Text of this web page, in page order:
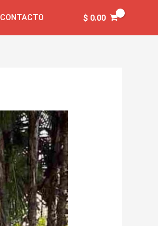
CONTACTO $ 0.00